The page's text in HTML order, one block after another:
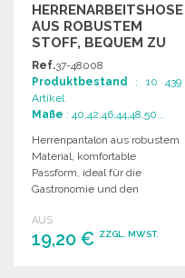
HERRENARBEITSHOSE
AUS ROBUSTEM
STOFF, BEQUEM ZU
GROSSHANDELSPREISEN
Ref.37-48008
Produktbestand : 10 439
Artikel
Maße : 40,42,46,44,48,50...
Herrenpantalon aus robustem
Material, komfortable
Passform, ideal für die
Gastronomie und den
praktischen Taschen und
dekorativen Nähten.
AUS
19,20 € ZZGL. MWST.